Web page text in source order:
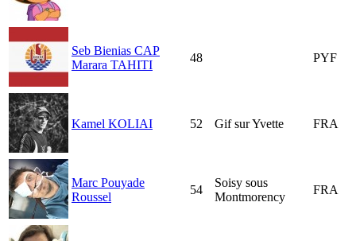
Seb Bienias CAP
Marara TAHITI
48 PYF
Kamel KOLIAI 52 Gif sur Yvette FRA
Marc Pouyade
Roussel
54
Soisy sous
Montmorency
FRA